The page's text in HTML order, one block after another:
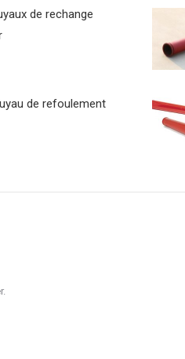
de rechange
de refoulement